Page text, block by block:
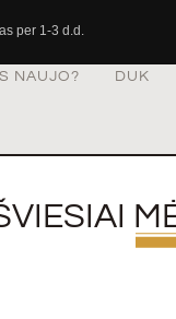
per 1-3 d.d.
NAUJO? DUK